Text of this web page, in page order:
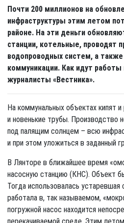
Почти 200 миллионов на
инфраструктуры этим летом
районе. На эти деньги
станции, котельные, проводят
водопроводных систем, а
коммуникации. Как идут работы
журналисты «Вестника».
На коммунальных объектах кипят
и новенькие трубы. Производство
под палящим солнцем – всю
и при этом уложиться в заданный
В Лянторе в ближайшее время
насосную станцию (КНС). Объект
Тогда использовалась
работала в, так называемом,
погружной насос находится
перекачиваемой среде. Этим